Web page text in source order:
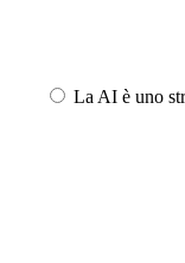
La AI è uno